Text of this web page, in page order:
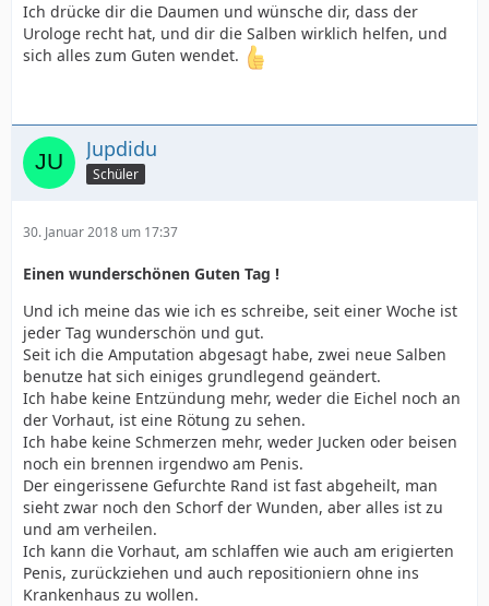
Ich drücke dir die Daumen und wünsche dir, dass der
Urologe recht hat, und dir die Salben wirklich helfen, und
sich alles zum Guten wendet.
Jupdidu
Schüler
30. Januar 2018 um 17:37
Einen wunderschönen Guten Tag !
Und ich meine das wie ich es schreibe, seit einer Woche ist
jeder Tag wunderschön und gut.
Seit ich die Amputation abgesagt habe, zwei neue Salben
benutze hat sich einiges grundlegend geändert.
Ich habe keine Entzündung mehr, weder die Eichel noch an
der Vorhaut, ist eine Rötung zu sehen.
Ich habe keine Schmerzen mehr, weder Jucken oder beisen
noch ein brennen irgendwo am Penis.
Der eingerissene Gefurchte Rand ist fast abgeheilt, man
sieht zwar noch den Schorf der Wunden, aber alles ist zu
und am verheilen.
Ich kann die Vorhaut, am schlaffen wie auch am erigierten
Penis, zurückziehen und auch repositioniern ohne ins
Krankenhaus zu wollen.